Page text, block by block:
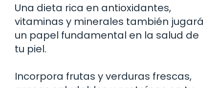
Una dieta rica en antioxidantes,
vitaminas y minerales también jugará
un papel fundamental en la salud de
tu piel.
Incorpora frutas y verduras frescas,